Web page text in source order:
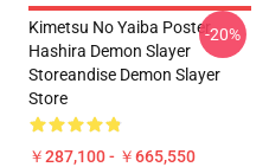
Kimetsu No Yaiba Poster
Hashira Demon Slayer
Storeandise Demon Slayer
Store
￥287,100 - ￥665,550
-20%